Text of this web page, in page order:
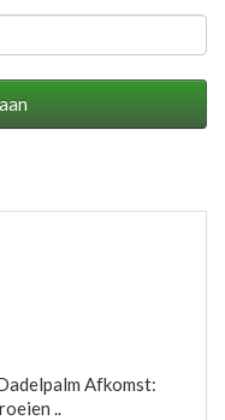
Afkomst:
..